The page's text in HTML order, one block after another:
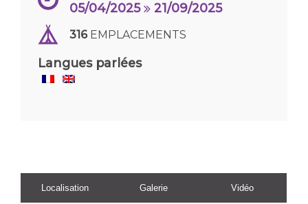
05/04/2025
21/09/2025
316EMPLACEMENTS
Langues parlées
Localisation Galerie Vidéo